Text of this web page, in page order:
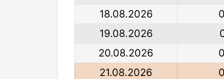
18.08.2026
19.08.2026
20.08.2026
21.08.2026